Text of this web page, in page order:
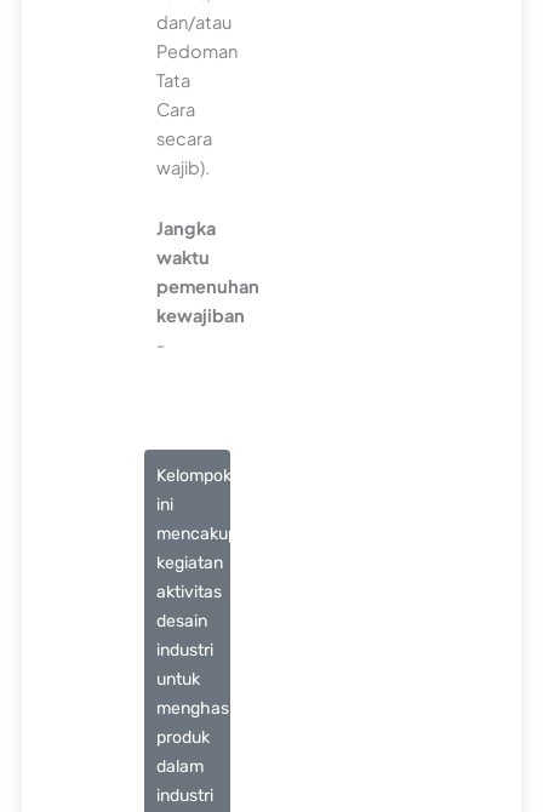
dan/atau
Pedoman
Tata
Cara
secara
wajib).
Jangka
waktu
pemenuhan
kewajiban
-
Kelompok
ini
mencakup
kegiatan
aktivitas
desain
industri
untuk
menghasilkan
produk
dalam
industri